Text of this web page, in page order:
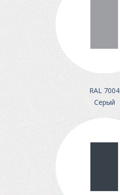
RAL 7004
Серый